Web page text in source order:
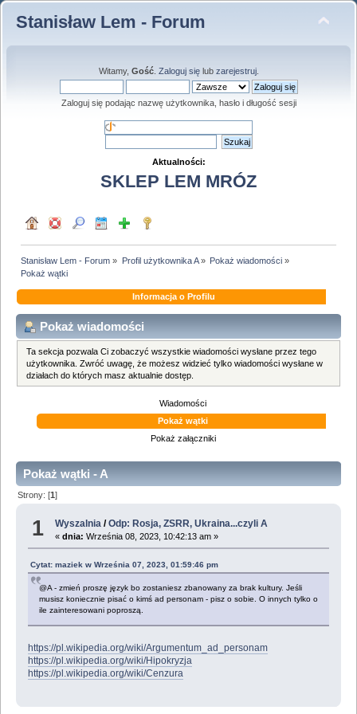
Stanisław Lem - Forum
Witamy, Gość. Zaloguj sięlub zarejestruj.
Zaloguj się podając nazwę użytkownika, hasło i długość sesji
Aktualności:
SKLEP LEM MRÓZ
Stanisław Lem - Forum » Profil użytkownika A» Pokaż wiadomości»
Pokaż wątki
Informacja o Profilu
Pokaż wiadomości
Ta sekcja pozwala Ci zobaczyć wszystkie wiadomości wysłane przez tego
użytkownika. Zwróć uwagę, że możesz widzieć tylko wiadomości wysłane w
działach do których masz aktualnie dostęp.
Wiadomości
Pokaż wątki
Pokaż załączniki
Pokaż wątki - A
Strony: [1]
1 Wyszalnia /Odp: Rosja, ZSRR, Ukraina...czyli A
«dnia: Września 08, 2023, 10:42:13 am »
Cytat: maziek w Września 07, 2023, 01:59:46 pm
@A - zmień proszę język bo zostaniesz zbanowany za brak kultury. Jeśli
musisz koniecznie pisać o kimś ad personam - pisz o sobie. O innych tylko o
ile zainteresowani poproszą.
https://pl.wikipedia.org/wiki/Argumentum_ad_personam
https://pl.wikipedia.org/wiki/Hipokryzja
https://pl.wikipedia.org/wiki/Cenzura